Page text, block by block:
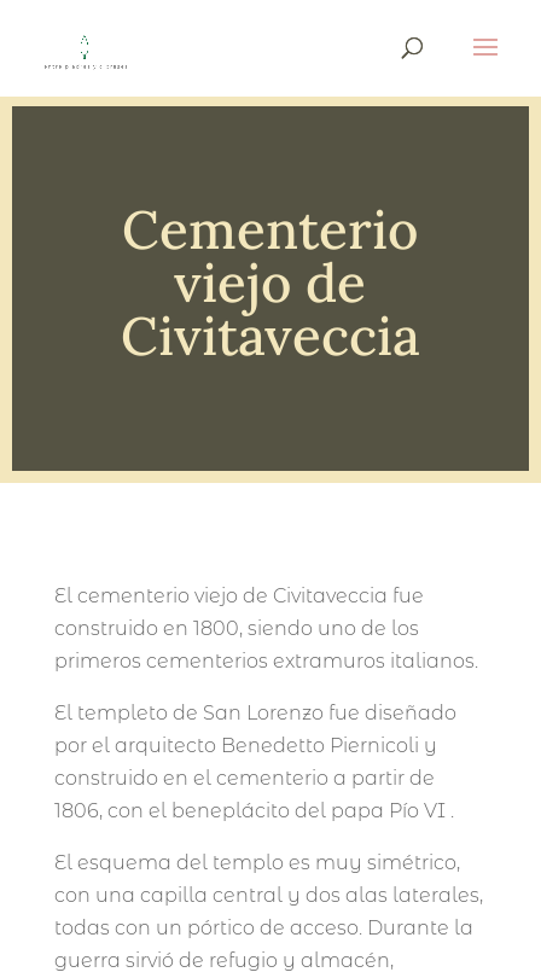
Cementerio
viejo de
Civitaveccia
El cementerio viejo de Civitaveccia fue
construido en 1800, siendo uno de los
primeros cementerios extramuros italianos.
El templeto de San Lorenzo fue diseñado
por el arquitecto Benedetto Piernicoli y
construido en el cementerio a partir de
1806, con el beneplácito del papa Pío VI .
El esquema del templo es muy simétrico,
con una capilla central y dos alas laterales,
todas con un pórtico de acceso. Durante la
guerra sirvió de refugio y almacén,